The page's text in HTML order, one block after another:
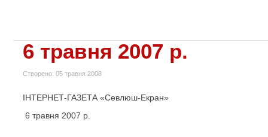
6 травня 2007 р.
Створено: 05 травня 2008
ІНТЕРНЕТ-ГАЗЕТА «Севлюш-Екран»
6 травня 2007 р.